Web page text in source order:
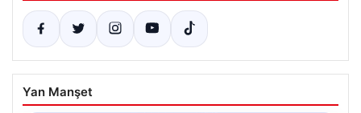
Yan Manşet